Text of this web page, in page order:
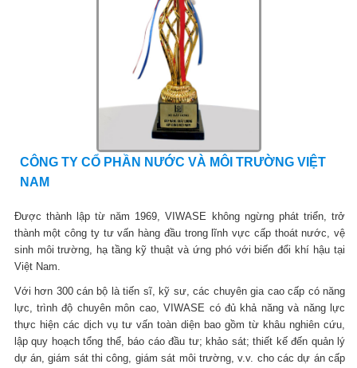
CÔNG TY CỔ PHẦN NƯỚC VÀ MÔI TRƯỜNG VIỆT
NAM
Được thành lập từ năm 1969, VIWASE không ngừng phát triển, trở
thành một công ty tư vấn hàng đầu trong lĩnh vực cấp thoát nước, vệ
sinh môi trường, hạ tầng kỹ thuật và ứng phó với biến đổi khí hậu tại
Việt Nam.
Với hơn 300 cán bộ là tiến sĩ, kỹ sư, các chuyên gia cao cấp có năng
lực, trình độ chuyên môn cao, VIWASE có đủ khả năng và năng lực
thực hiện các dịch vụ tư vấn toàn diện bao gồm từ khâu nghiên cứu,
lập quy hoạch tổng thể, báo cáo đầu tư; khảo sát; thiết kế đến quản lý
dự án, giám sát thi công, giám sát môi trường, v.v. cho các dự án cấp